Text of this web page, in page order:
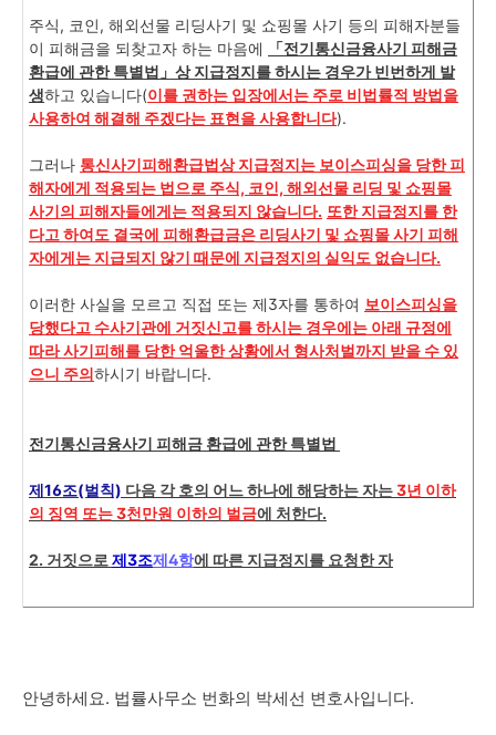
주식, 코인, 해외선물 리딩사기 및 쇼핑몰 사기 등의 피해자분들
이 피해금을 되찾고자 하는 마음에
「전기통신금융사기 피해금
환급에 관한 특별법 」상 지급정지를 하시는 경우가 빈번하게 발
생하고 있습니다(이를 권하는 입장에서는 주로 비법률적 방법을
사용하여 해결해 주겠다는 표현을 사용합니다).
그러나 통신사기피해환급법상 지급정지는 보이스피싱을 당한 피
해자에게 적용되는 법으로 주식, 코인, 해외선물 리딩 및 쇼핑몰
사기의 피해자들에게는 적용되지 않습니다. 또한 지급정지를 한
다고 하여도 결국에 피해환급금은 리딩사기 및 쇼핑몰 사기 피해
자에게는 지급되지 않기 때문에 지급정지의 실익도 없습니다.
이러한 사실을 모르고 직접 또는 제3자를 통하여 보이스피싱을
당했다고 수사기관에 거짓신고를 하시는 경우에는 아래 규정에
따라 사기피해를 당한 억울한 상황에서 형사처벌까지 받을 수 있
으니 주의하시기 바랍니다.
전기통신금융사기 피해금 환급에 관한 특별법
제16조(벌칙) 다음 각 호의 어느 하나에 해당하는 자는3년 이하
의 징역 또는 3천만원 이하의 벌금에 처한다.
2. 거짓으로 제3조제4항에 따른 지급정지를 요청한 자
안녕하세요. 법률사무소 번화의 박세선 변호사입니다.